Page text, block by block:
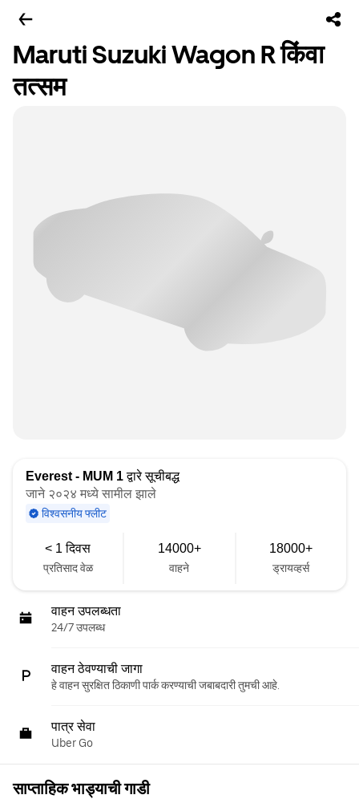
Maruti Suzuki Wagon R किंवा
तत्सम
Everest - MUM 1द्वारे सूचीबद्ध
जाने २०२४ मध्ये सामील झाले
विश्वसनीय फ्लीट
< 1 दिवस
प्रतिसाद वेळ
14000+
वाहने
18000+
ड्रायव्हर्स
वाहन उपलब्धता
24/7 उपलब्ध
वाहन ठेवण्याची जागा
हे वाहन सुरक्षित ठिकाणी पार्क करण्याची जबाबदारी तुमची आहे.
पात्र सेवा
Uber Go
साप्ताहिक भाड्याची गाडी